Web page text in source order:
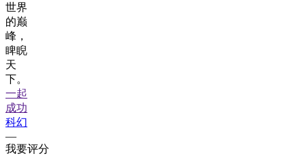
世界
的巅
峰，
睥睨
天
下。
一起
成功
科幻
—
我要评分